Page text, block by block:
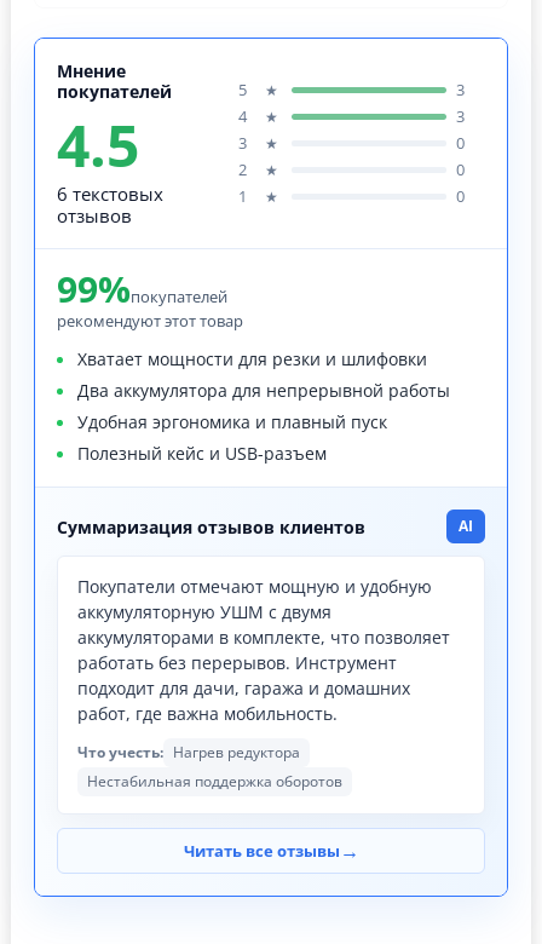
Мнение
покупателей
4.5
6 текстовых
отзывов
5 ★
3
4
★
3
3
★
0
2
★
0
1
★ 0
99%покупателей
рекомендуют этот товар
Хватает мощности для резки и шлифовки
Два аккумулятора для непрерывной работы
Удобная эргономика и плавный пуск
Полезный кейс и USB-разъем
Суммаризация отзывов клиентов AI
Покупатели отмечают мощную и удобную
аккумуляторную УШМ с двумя
аккумуляторами в комплекте, что позволяет
работать без перерывов. Инструмент
подходит для дачи, гаража и домашних
работ, где важна мобильность.
Что учесть: Нагрев редуктора
Нестабильная поддержка оборотов
Читать все отзывы →